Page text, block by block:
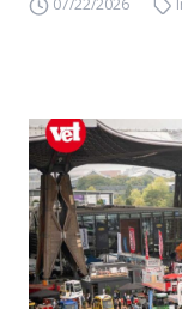
07/22/2026